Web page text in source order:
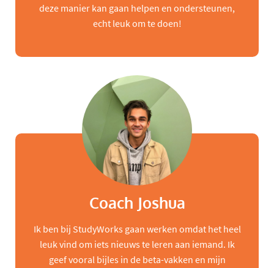
deze manier kan gaan helpen en ondersteunen,
echt leuk om te doen!
Coach Joshua
Ik ben bij StudyWorks gaan werken omdat het heel
leuk vind om iets nieuws te leren aan iemand. Ik
geef vooral bijles in de beta-vakken en mijn